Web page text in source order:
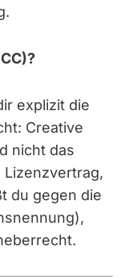
explizit die
Creative
nicht das
Lizenzvertrag,
du gegen die